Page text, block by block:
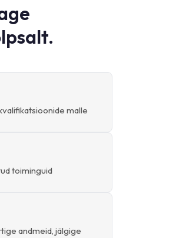
malle
toiminguid
andmeid, jälgige